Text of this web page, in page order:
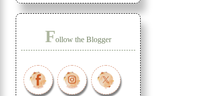
Follow the Blogger